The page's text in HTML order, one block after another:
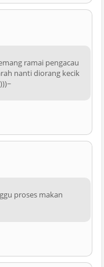
ramai pengacau
nanti diorang kecik
proses makan